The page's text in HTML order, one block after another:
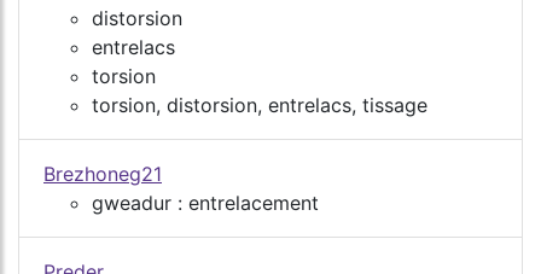
distorsion
entrelacs
torsion
torsion, distorsion, entrelacs, tissage
Brezhoneg21
gweadur : entrelacement